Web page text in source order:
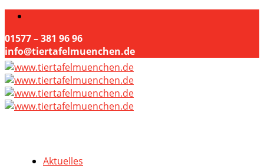
01577 – 381 96 96
info@tiertafelmuenchen.de
Aktuelles